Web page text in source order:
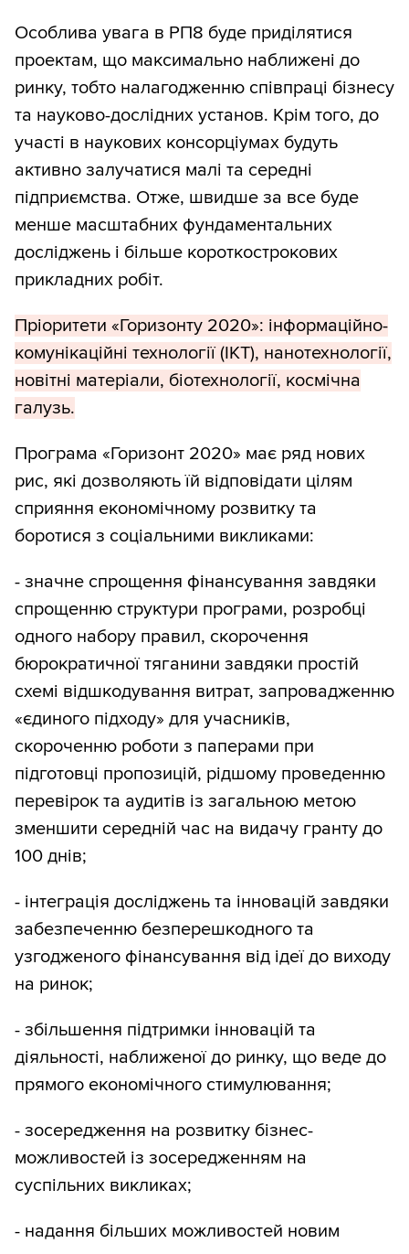
Особлива увага в РП8 буде приділятися
проектам, що максимально наближені до
ринку, тобто налагодженню співпраці бізнесу
та науково-дослідних установ. Крім того, до
участі в наукових консорціумах будуть
активно залучатися малі та середні
підприємства. Отже, швидше за все буде
менше масштабних фундаментальних
досліджень і більше короткострокових
прикладних робіт.
Пріоритети «Горизонту 2020»: інформаційно-
комунікаційні технології (ІКТ), нанотехнології,
новітні матеріали, біотехнології, космічна
галузь.
Програма «Горизонт 2020» має ряд нових
рис, які дозволяють їй відповідати цілям
сприяння економічному розвитку та
боротися з соціальними викликами:
- значне спрощення фінансування завдяки
спрощенню структури програми, розробці
одного набору правил, скорочення
бюрократичної тяганини завдяки простій
схемі відшкодування витрат, запровадженню
«єдиного підходу» для учасників,
скороченню роботи з паперами при
підготовці пропозицій, рідшому проведенню
перевірок та аудитів із загальною метою
зменшити середній час на видачу гранту до
100 днів;
- інтеграція досліджень та інновацій завдяки
забезпеченню безперешкодного та
узгодженого фінансування від ідеї до виходу
на ринок;
- збільшення підтримки інновацій та
діяльності, наближеної до ринку, що веде до
прямого економічного стимулювання;
- зосередження на розвитку бізнес-
можливостей із зосередженням на
суспільних викликах;
- надання більших можливостей новим